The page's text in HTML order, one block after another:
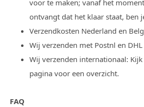
voor te maken; vanaf het
ontvangt dat het klaar staat, ben
Verzendkosten Nederland en
Wij verzenden met Postnl en DHL
Wij verzenden internationaal:
pagina voor een overzicht.
FAQ